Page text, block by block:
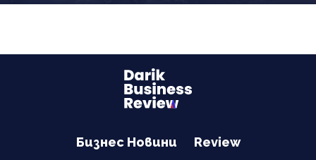
Бизнес Новини
Review